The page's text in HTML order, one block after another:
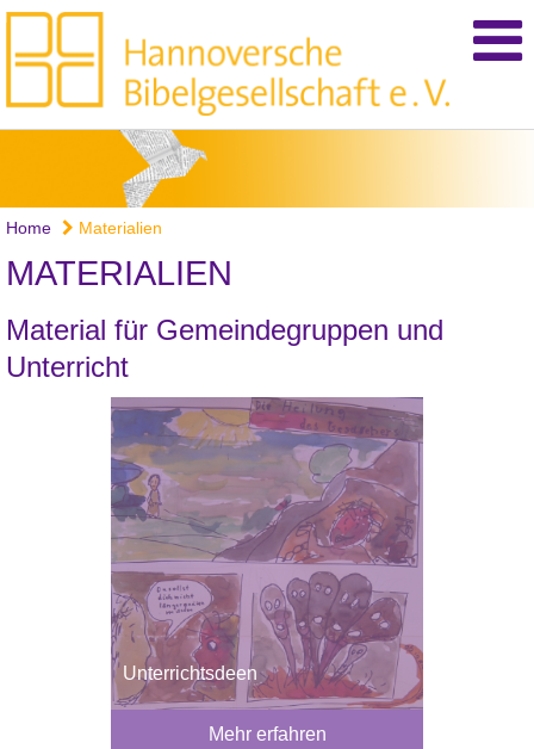
Home Materialien
MATERIALIEN
Material für Gemeindegruppen und
Unterricht
Unterrichtsdeen
Mehr erfahren